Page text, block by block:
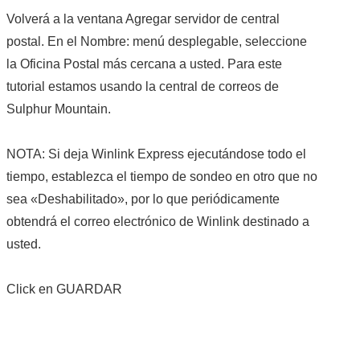
Volverá a la ventana Agregar servidor de central
postal. En el Nombre: menú desplegable, seleccione
la Oficina Postal más cercana a usted. Para este
tutorial estamos usando la central de correos de
Sulphur Mountain.
NOTA: Si deja Winlink Express ejecutándose todo el
tiempo, establezca el tiempo de sondeo en otro que no
sea «Deshabilitado», por lo que periódicamente
obtendrá el correo electrónico de Winlink destinado a
usted.
Click en GUARDAR